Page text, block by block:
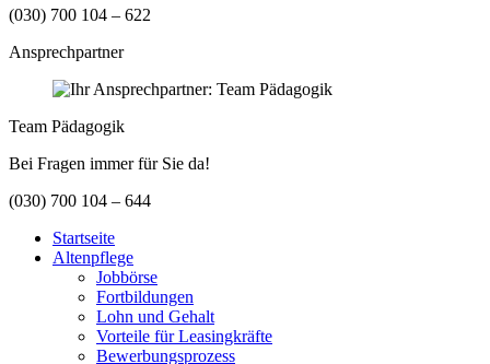
(030) 700 104 – 622
Ansprechpartner
Team Pädagogik
Bei Fragen immer für Sie da!
(030) 700 104 – 644
Startseite
Altenpflege
Jobbörse
Fortbildungen
Lohn und Gehalt
Vorteile für Leasingkräfte
Bewerbungsprozess